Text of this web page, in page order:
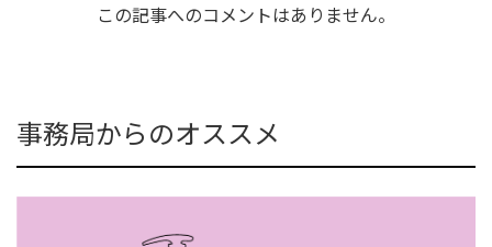
この記事へのコメントはありません。
事務局からのオススメ